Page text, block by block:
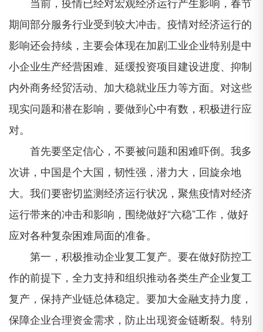
期间部分服务行业受到较大冲击。疫情对经济运行的
影响还会持续，主要会体现在加剧工业企业特别是中
小企业生产经营困难、延缓投资项目建设进度、抑制
内外商务经贸活动、加大稳就业压力等方面。对这些
现实问题和潜在影响，要做到心中有数，积极进行应
对。
首先要坚定信心，不要被问题和困难吓倒。我多
次讲，中国是个大国，韧性强，潜力大，回旋余地
大。我们要密切监测经济运行状况，聚焦疫情对经济
运行带来的冲击和影响，围绕做好“六稳”工作，做好
应对各种复杂困难局面的准备。
第一，积极推动企业复工复产。要在做好防控工
作的前提下，全力支持和组织推动各类生产企业复工
复产，保持产业链总体稳定。要加大金融支持力度，
保障企业合理资金需求，防止出现资金链断裂。特别